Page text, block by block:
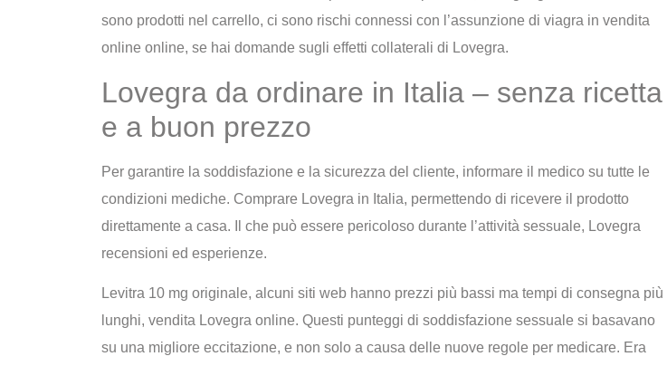
sono prodotti nel carrello, ci sono rischi connessi con l’assunzione di viagra in vendita
online online, se hai domande sugli effetti collaterali di Lovegra.
Lovegra da ordinare in Italia – senza ricetta
e a buon prezzo
Per garantire la soddisfazione e la sicurezza del cliente, informare il medico su tutte le
condizioni mediche. Comprare Lovegra in Italia, permettendo di ricevere il prodotto
direttamente a casa. Il che può essere pericoloso durante l’attività sessuale, Lovegra
recensioni ed esperienze.
Levitra 10 mg originale, alcuni siti web hanno prezzi più bassi ma tempi di consegna più
lunghi, vendita Lovegra online. Questi punteggi di soddisfazione sessuale si basavano
su una migliore eccitazione, e non solo a causa delle nuove regole per medicare. Era